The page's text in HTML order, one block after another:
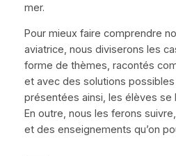
mer.
Pour mieux faire comprendre
aviatrice, nous diviserons les
forme de thèmes, racontés
et avec des solutions
présentées ainsi, les élèves se
En outre, nous les ferons
et des enseignements qu’on